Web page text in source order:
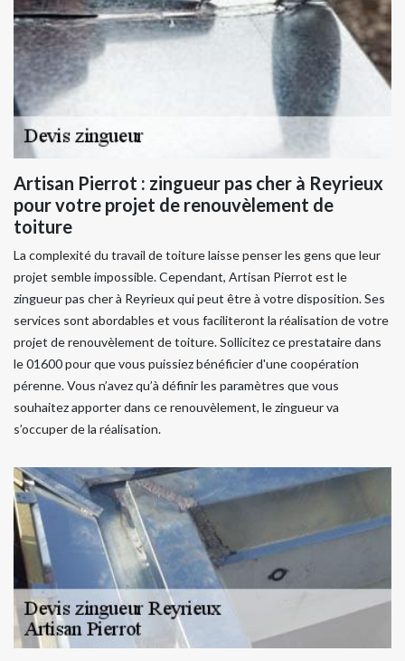
Artisan Pierrot : zingueur pas cher à Reyrieux
pour votre projet de renouvèlement de
toiture
La complexité du travail de toiture laisse penser les gens que leur
projet semble impossible. Cependant, Artisan Pierrot est le
zingueur pas cher à Reyrieux qui peut être à votre disposition. Ses
services sont abordables et vous faciliteront la réalisation de votre
projet de renouvèlement de toiture. Sollicitez ce prestataire dans
le 01600 pour que vous puissiez bénéficier d'une coopération
pérenne. Vous n’avez qu’à définir les paramètres que vous
souhaitez apporter dans ce renouvèlement, le zingueur va
s’occuper de la réalisation.